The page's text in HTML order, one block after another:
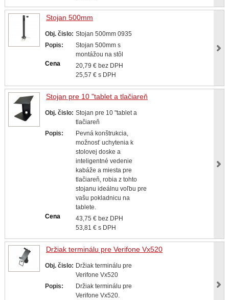
Stojan 500mm
Obj. čislo: Stojan 500mm 0935
Popis:
Stojan 500mm s
montážou na stôl
Cena
20,79 € bez DPH
25,57 € s DPH
Stojan pre 10 "tablet a tlačiareň
Obj. čislo: Stojan pre 10 "tablet a
tlačiareň
Popis:
Pevná konštrukcia,
možnosť uchytenia k
stolovej doske a
inteligentné vedenie
kabáže a miesta pre
tlačiareň, robia z tohto
stojanu ideálnu voľbu pre
vašu pokladnicu na
tablete.
Cena
43,75 € bez DPH
53,81 € s DPH
Držiak terminálu pre Verifone Vx520
Obj. čislo: Držiak terminálu pre
Verifone Vx520
Popis:
Držiak terminálu pre
Verifone Vx520.